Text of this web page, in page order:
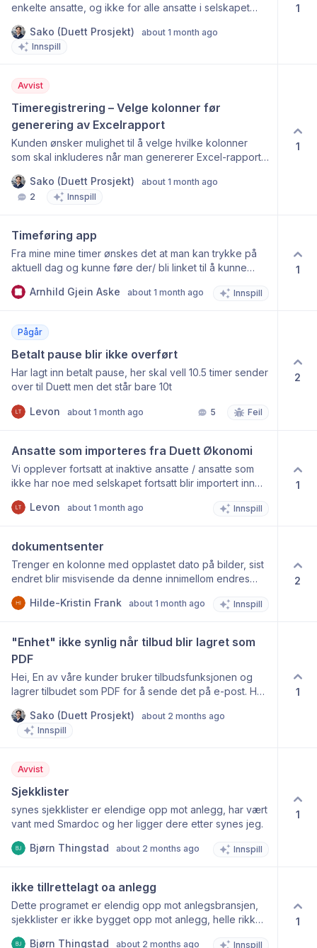
enkelte ansatte, og ikke for alle ansatte i selskapet
ansatt, men bedriften har behov for at kun utvalgte
ansatte skal kunne bruke timebank, mens resten ikke
Sako (Duett Prosjekt)
about 1 month ago
Innspill
1
Avvist
Timeregistrering – Velge kolonner før
generering av Excelrapport
Kunden ønsker mulighet til å velge hvilke kolonner
som skal inkluderes når man genererer Excel-rapport
dag genereres rapporten med alle kolonner, og han
må manuelt slette bort kolonner han ikke trenger før
ønsker derfor en kolonnevelger der man kan huke av
hvilke kolonner som skal være med før rapporten
lages, slik at han slipper å rydde manuelt etterpå og
sparer tid. Disse det er snakk om:
Sako (Duett Prosjekt)
about 1 month ago
2
Innspill
1
Timeføring app
Fra mine mine timer ønskes det at man kan trykke på
aktuell dag og kunne føre der/ bli linket til å kunne
timer, men må trykke på + og da komme til dagens
Arnhild Gjein Aske about 1 month ago Innspill
1
Pågår
Betalt pause blir ikke overført
Har lagt inn betalt pause, her skal vell 10.5 timer sender
over til Duett men det står bare 10t
Levon about 1 month ago 5 Feil
2
Ansatte som importeres fra Duett Økonomi
Vi opplever fortsatt at inaktive ansatte / ansatte som
ikke har noe med selskapet fortsatt blir importert inn
for å hardslette ansatte som ligger i systemet ? sånn at
Levon about 1 month ago Innspill
1
dokumentsenter
Trenger en kolonne med opplastet dato på bilder, sist
endret blir misvisende da denne innimellom endres
om den er åpnet
Hilde-Kristin Frank about 1 month ago Innspill
2
"Enhet" ikke synlig når tilbud blir lagret som
PDF
Hei, En av våre kunder bruker tilbudsfunksjonen og
lagrer tilbudet som PDF for å sende det på e-post. Han
genereres. Kan dette fikses? Legger ved bilder.
Tilbudsutfyllingen PDF:
Sako (Duett Prosjekt)
about 2 months ago
Innspill
1
Avvist
Sjekklister
synes sjekklister er elendige opp mot anlegg, har vært
vant med Smardoc og her ligger dere etter synes jeg.
Bjørn Thingstad
about 2 months ago Innspill
1
ikke tillrettelagt oa anlegg
Dette programet er elendig opp mot anlegsbransjen,
sjekklister er ikke bygget opp mot anlegg, helle rikke
Bjørn Thingstad
about 2 months ago Innspill
1